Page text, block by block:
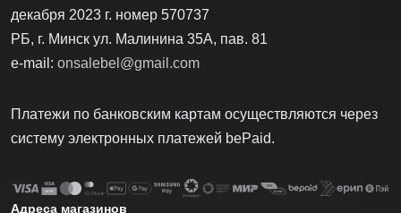
декабря 2023 г. номер 570737
РБ, г. Минск ул. Малинина 35А, пав. 81
e-mail: onsalebel@gmail.com
Платежи по банковским картам осуществляются через
систему электронных платежей bеPаid.
Адреса магазинов